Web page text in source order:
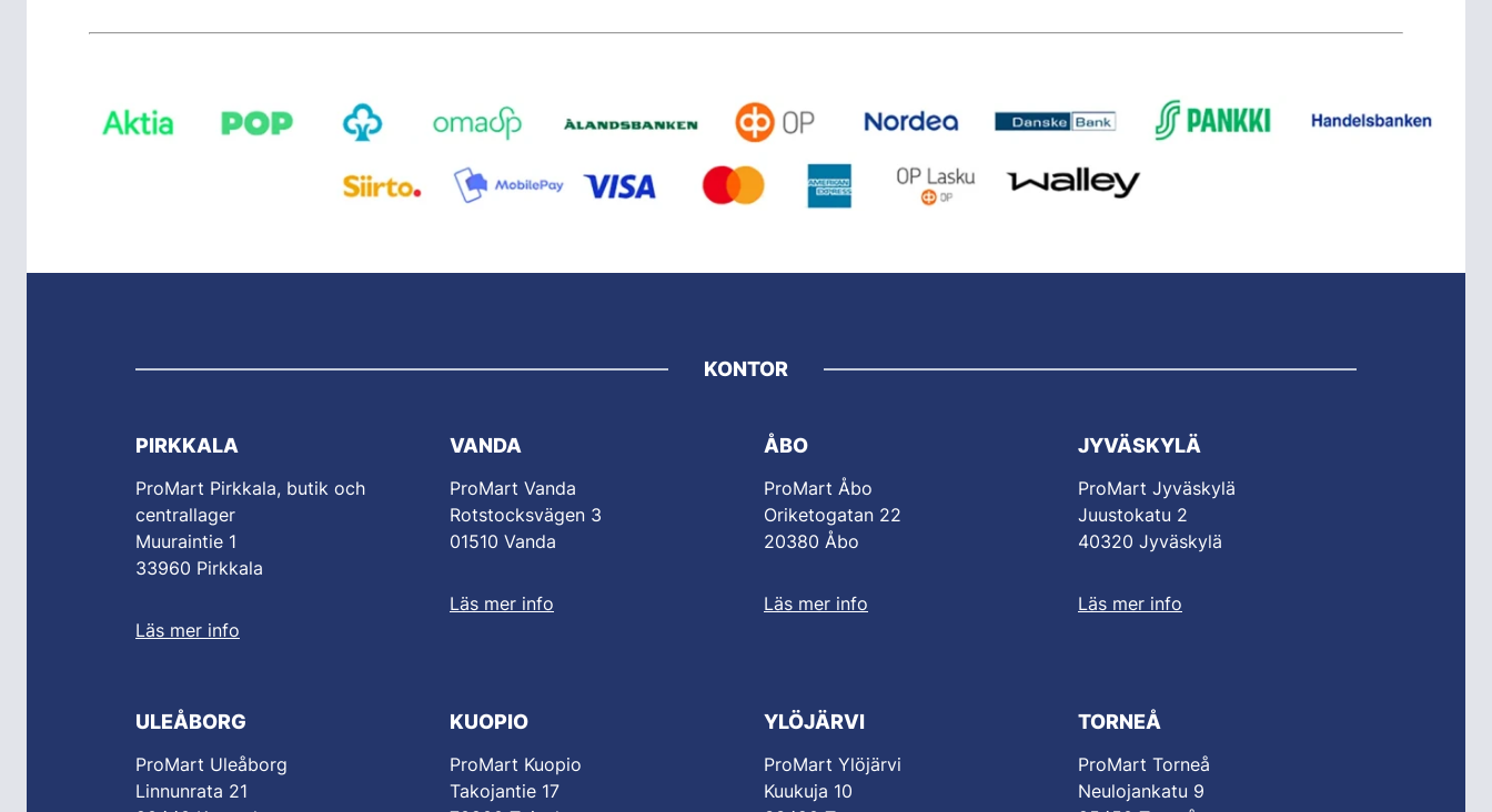
KONTOR
PIRKKALA
ProMart Pirkkala, butik och
centrallager
Muuraintie 1
33960 Pirkkala
Läs mer info
VANDA
ProMart Vanda
Rotstocksvägen 3
01510 Vanda
Läs mer info
ÅBO
ProMart Åbo
Oriketogatan 22
20380 Åbo
Läs mer info
JYVÄSKYLÄ
ProMart Jyväskylä
Juustokatu 2
40320 Jyväskylä
Läs mer info
ULEÅBORG
ProMart Uleåborg
Linnunrata 21
KUOPIO
ProMart Kuopio
Takojantie 17
YLÖJÄRVI
ProMart Ylöjärvi
Kuukuja 10
TORNEÅ
ProMart Torneå
Neulojankatu 9